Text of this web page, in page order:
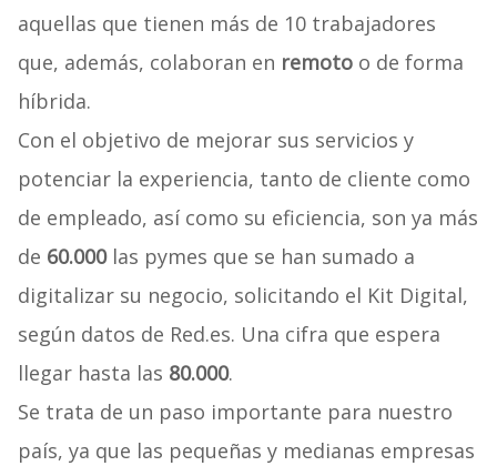
aquellas que tienen más de 10 trabajadores
que, además, colaboran en remoto o de forma
híbrida.
Con el objetivo de mejorar sus servicios y
potenciar la experiencia, tanto de cliente como
de empleado, así como su eficiencia, son ya más
de 60.000 las pymes que se han sumado a
digitalizar su negocio, solicitando el Kit Digital,
según datos de Red.es. Una cifra que espera
llegar hasta las 80.000.
Se trata de un paso importante para nuestro
país, ya que las pequeñas y medianas empresas